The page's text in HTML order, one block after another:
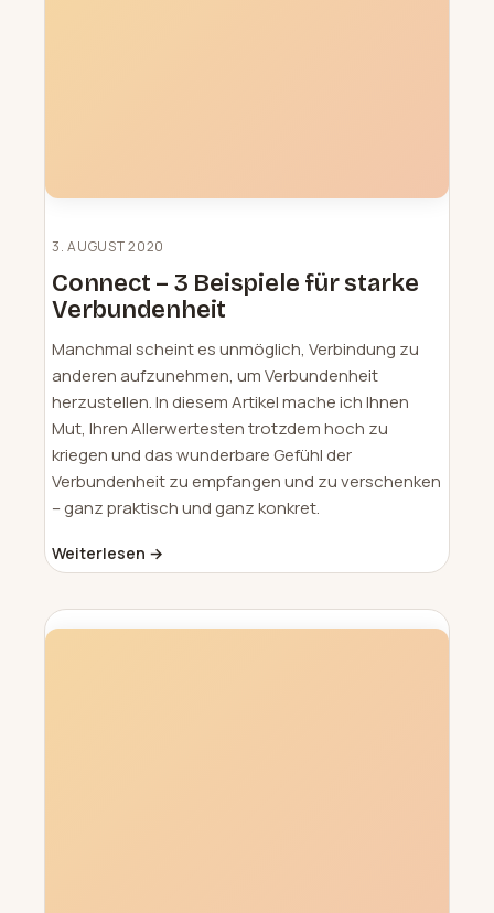
3. AUGUST 2020
Connect – 3 Beispiele für starke
Verbundenheit
Manchmal scheint es unmöglich, Verbindung zu
anderen aufzunehmen, um Verbundenheit
herzustellen. In diesem Artikel mache ich Ihnen
Mut, Ihren Allerwertesten trotzdem hoch zu
kriegen und das wunderbare Gefühl der
Verbundenheit zu empfangen und zu verschenken
– ganz praktisch und ganz konkret.
Weiterlesen →